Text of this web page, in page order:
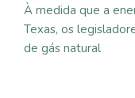
À medida que a
Texas, os
de gás natural